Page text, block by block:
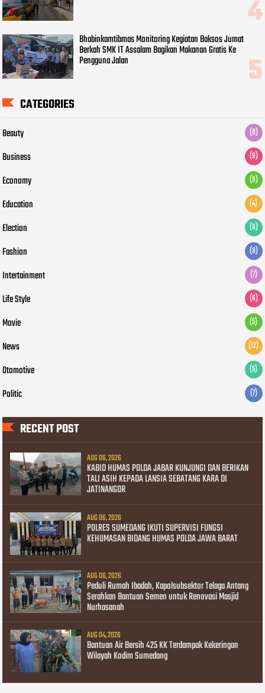
Bhabinkamtibmas Monitoring Kegiatan Baksos Jumat
Berkah SMK IT Assalam Bagikan Makanan Gratis Ke
Pengguna Jalan
CATEGORIES
Beauty (8)
Business (9)
Economy (9)
Education (4)
Election (6)
Fashion (8)
Intertainment (7)
Life Style (6)
Movie (5)
News (12)
Otomotive (5)
Politic (7)
RECENT POST
AUG 06, 2026
KABID HUMAS POLDA JABAR KUNJUNGI DAN BERIKAN
TALI ASIH KEPADA LANSIA SEBATANG KARA DI
JATINANGOR
AUG 06, 2026
POLRES SUMEDANG IKUTI SUPERVISI FUNGSI
KEHUMASAN BIDANG HUMAS POLDA JAWA BARAT
AUG 06, 2026
Peduli Rumah Ibadah, Kapolsubsektor Telaga Antang
Serahkan Bantuan Semen untuk Renovasi Masjid
Nurhasanah
AUG 04, 2026
Bantuan Air Bersih 425 KK Terdampak Kekeringan
Wilayah Kodim Sumedang